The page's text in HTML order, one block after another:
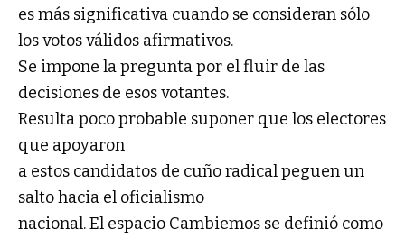
es más significativa cuando se consideran sólo
los votos válidos afirmativos.
Se impone la pregunta por el fluir de las
decisiones de esos votantes.
Resulta poco probable suponer que los electores
que apoyaron
a estos candidatos de cuño radical peguen un
salto hacia el oficialismo
nacional. El espacio Cambiemos se definió como